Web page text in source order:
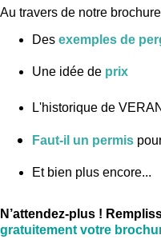
Au travers de notre
Des exemples de
Une idée de prix
L'historique de
Faut-il un permis
Et bien plus encore...
N’attendez-plus !
gratuitement votre